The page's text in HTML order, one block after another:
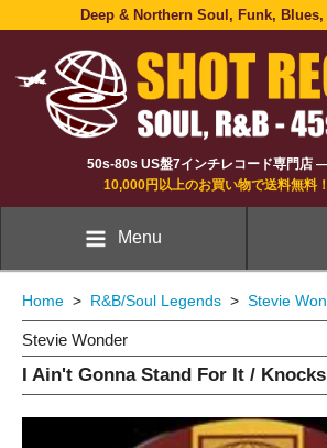
Deep & Northern Soul, Funk, Blues,
50s-80s US盤7インチレコード専門店
10,000円以上のお買い物で送料無料！
Menu
Home > R&B/Soul Legends > Stevie
Stevie Wonder
I Ain't Gonna Stand For It /